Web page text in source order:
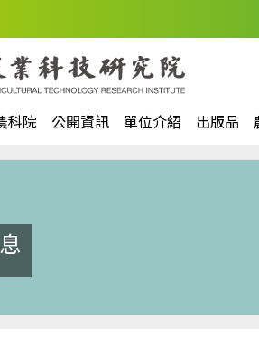
科院 公開資訊 單位介紹 出版品